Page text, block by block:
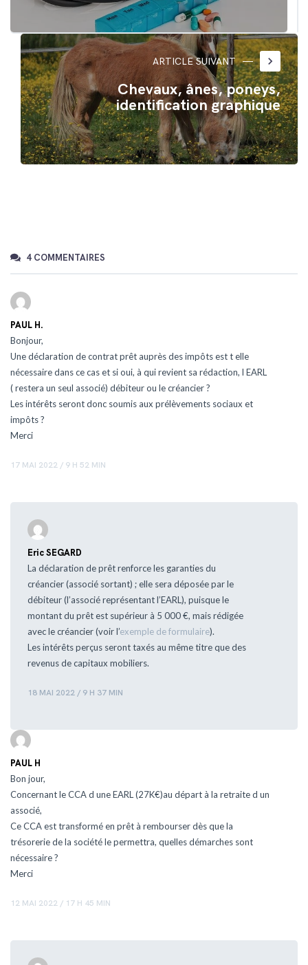
ARTICLE SUIVANT keyboard_arrow_right
Chevaux, ânes, poneys,
identification graphique
4 COMMENTAIRES
PAUL H.
Bonjour,
Une déclaration de contrat prêt auprès des impôts est t elle
nécessaire dans ce cas et si oui, à qui revient sa rédaction, l EARL
( restera un seul associé) débiteur ou le créancier ?
Les intérêts seront donc soumis aux prélèvements sociaux et
impôts ?
Merci
17 MAI 2022 / 9 H 52 MIN
Eric SEGARD
La déclaration de prêt renforce les garanties du
créancier (associé sortant) ; elle sera déposée par le
débiteur (l’associé représentant l’EARL), puisque le
montant du prêt est supérieur à 5 000 €, mais rédigée
avec le créancier (voir l’exemple de formulaire).
Les intérêts perçus seront taxés au même titre que des
revenus de capitaux mobiliers.
18 MAI 2022 / 9 H 37 MIN
PAUL H
Bon jour,
Concernant le CCA d une EARL (27K€)au départ à la retraite d un
associé,
Ce CCA est transformé en prêt à rembourser dès que la
trésorerie de la société le permettra, quelles démarches sont
nécessaire ?
Merci
12 MAI 2022 / 17 H 45 MIN